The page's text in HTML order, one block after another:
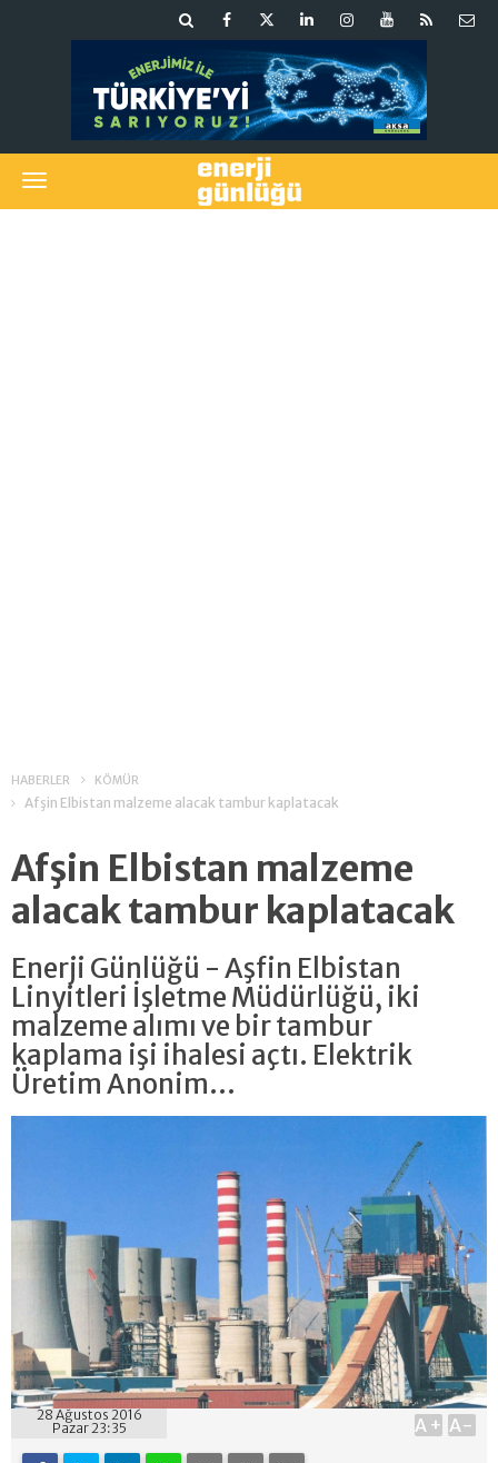
HABERLER KÖMÜR
Afşin Elbistan malzeme alacak tambur kaplatacak
Afşin Elbistan malzeme
alacak tambur kaplatacak
Enerji Günlüğü - Aşfin Elbistan
Linyitleri İşletme Müdürlüğü, iki
malzeme alımı ve bir tambur
kaplama işi ihalesi açtı. Elektrik
Üretim Anonim...
28 Ağustos 2016
Pazar 23:35
A+ A-